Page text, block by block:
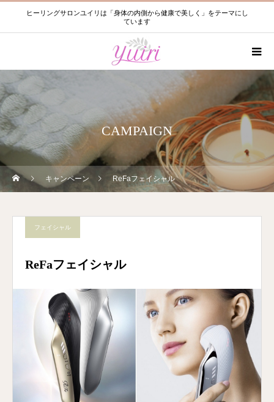
ヒーリングサロンユイリは「身体の内側から健康で美しく」をテーマにし
ています
CAMPAIGN
キャンペーン ReFaフェイシャル
フェイシャル
ReFaフェイシャル